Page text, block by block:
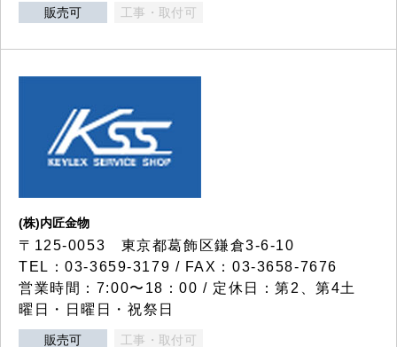
販売可 工事・取付可
(株)内匠金物
〒125-0053 東京都葛飾区鎌倉3-6-10
TEL：03-3659-3179 / FAX：03-3658-7676
営業時間：7:00〜18：00 / 定休日：第2、第4土
曜日・日曜日・祝祭日
販売可 工事・取付可